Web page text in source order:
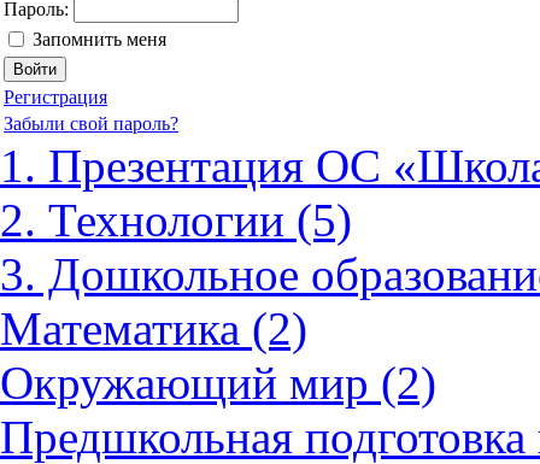
Пароль:
Запомнить меня
Регистрация
Забыли свой пароль?
1. Презентация ОС
2. Технологии (5)
3. Дошкольное
Математика (2)
Окружающий мир (2)
Предшкольная